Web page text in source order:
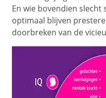
En wie bovendien slecht
optimaal blijven
doorbreken van de